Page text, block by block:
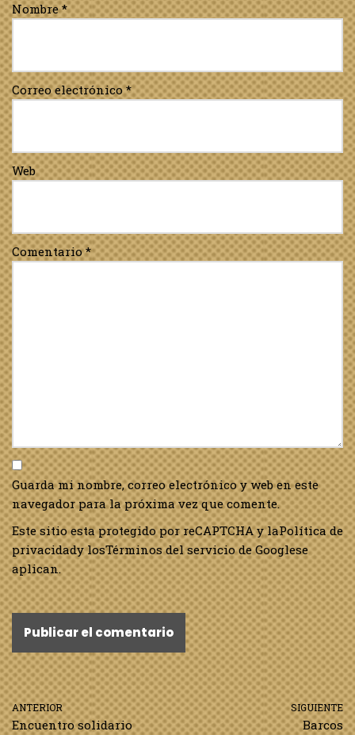
Nombre*
Correo electrónico*
Web
Comentario*
Guarda mi nombre, correo electrónico y web en este
navegador para la próxima vez que comente.
Este sitio esta protegido por reCAPTCHA y laPolítica de
privacidady losTérminos del servicio de Googlese
aplican.
ANTERIOR
Encuentro solidario
SIGUIENTE
Barcos